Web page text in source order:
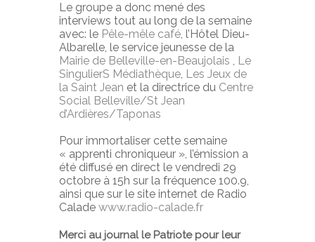
Le groupe a donc mené des
interviews tout au long de la semaine
avec: le Pêle-mêle café, l’Hôtel Dieu-
Albarelle, le service jeunesse de la
Mairie de Belleville-en-Beaujolais , Le
SingulierS Médiathèque, Les Jeux de
la Saint Jean et la directrice du Centre
Social Belleville/St Jean
d’Ardières/Taponas
Pour immortaliser cette semaine
« apprenti chroniqueur », l’émission a
été diffusé en direct le vendredi 29
octobre à 15h sur la fréquence 100.9,
ainsi que sur le site internet de Radio
Calade www.radio-calade.fr
Merci au journal le Patriote pour leur